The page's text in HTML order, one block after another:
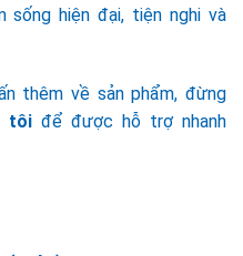
sống hiện đại, tiện nghi và
thêm về sản phẩm, đừng
tôiđể được hỗ trợ nhanh